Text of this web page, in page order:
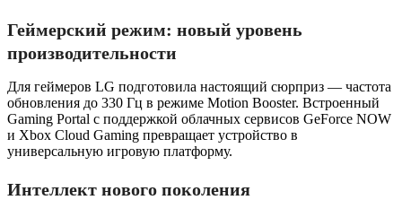
Геймерский режим: новый уровень
производительности
Для геймеров LG подготовила настоящий сюрприз — частота
обновления до 330 Гц в режиме Motion Booster. Встроенный
Gaming Portal с поддержкой облачных сервисов GeForce NOW
и Xbox Cloud Gaming превращает устройство в
универсальную игровую платформу.
Интеллект нового поколения